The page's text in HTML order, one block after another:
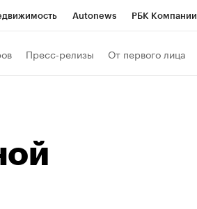
Autonews РБК Компании
и медиа
Пресс-релизы От первого лица